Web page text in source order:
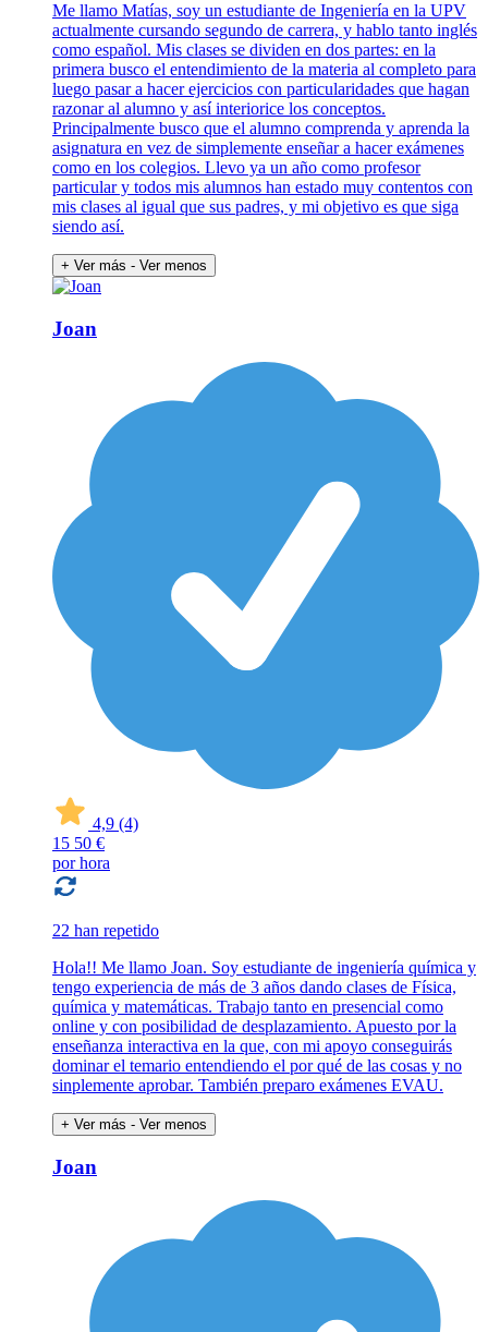
Me llamo Matías, soy un estudiante de Ingeniería en la UPV
actualmente cursando segundo de carrera, y hablo tanto inglés
como español. Mis clases se dividen en dos partes: en la
primera busco el entendimiento de la materia al completo para
luego pasar a hacer ejercicios con particularidades que hagan
razonar al alumno y así interiorice los conceptos.
Principalmente busco que el alumno comprenda y aprenda la
asignatura en vez de simplemente enseñar a hacer exámenes
como en los colegios. Llevo ya un año como profesor
particular y todos mis alumnos han estado muy contentos con
mis clases al igual que sus padres, y mi objetivo es que siga
siendo así.
+ Ver más - Ver menos
Joan
4,9 (4)
15 50 €
por hora
22 han repetido
Hola!! Me llamo Joan. Soy estudiante de ingeniería química y
tengo experiencia de más de 3 años dando clases de Física,
química y matemáticas. Trabajo tanto en presencial como
online y con posibilidad de desplazamiento. Apuesto por la
enseñanza interactiva en la que, con mi apoyo conseguirás
dominar el temario entendiendo el por qué de las cosas y no
sinplemente aprobar. También preparo exámenes EVAU.
+ Ver más - Ver menos
Joan